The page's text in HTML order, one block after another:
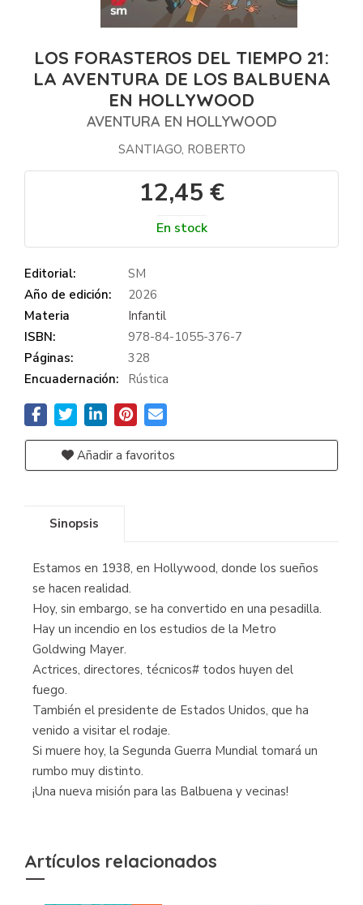
LOS FORASTEROS DEL TIEMPO 21:
LA AVENTURA DE LOS BALBUENA
EN HOLLYWOOD
AVENTURA EN HOLLYWOOD
SANTIAGO, ROBERTO
12,45 €
En stock
Editorial:
SM
Año de edición:
2026
Materia
Infantil
ISBN:
978-84-1055-376-7
Páginas:
328
Encuadernación:
Rústica
Añadir a favoritos
Sinopsis
Estamos en 1938, en Hollywood, donde los sueños
se hacen realidad.
Hoy, sin embargo, se ha convertido en una pesadilla.
Hay un incendio en los estudios de la Metro
Goldwing Mayer.
Actrices, directores, técnicos# todos huyen del
fuego.
También el presidente de Estados Unidos, que ha
venido a visitar el rodaje.
Si muere hoy, la Segunda Guerra Mundial tomará un
rumbo muy distinto.
¡Una nueva misión para las Balbuena y vecinas!
Artículos relacionados